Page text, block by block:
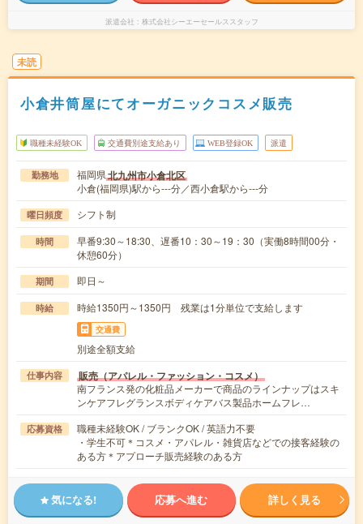
派遣会社 株式会社シーエーセールススタッフ
未読
小倉井筒屋にてオーガニックコスメ販売
職種未経験OK 交通費別途支給あり WEB登録OK 派遣
勤務地 福岡県北九州市小倉北区
小倉(福岡県)駅から---分／西小倉駅から---分
曜日頻度 シフト制
時間
早番9:30～18:30、遅番10：30～19：30（実働8時間00分・
休憩60分）
期間 即日～
時給 時給1350円～1350円 残業は1分単位で支給します
交通費
別途全額支給
仕事内容 販売（アパレル・ファッション・コスメ）
南フランス発の化粧品メーカーで商品のラインナップはスキ
ンケアフレグランスボディケアバス製品ホームフレ…
応募資格
職種未経験OK / ブランクOK / 英語力不要
・学生不可＊コスメ・アパレル・雑貨店などでの接客経験の
ある方＊アプローチ販売経験のある方
気になる! 応募へ進む 詳しく見る